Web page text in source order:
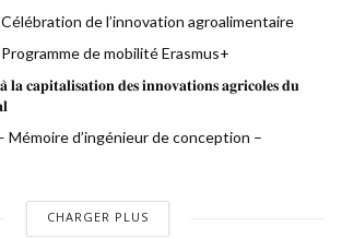
de l’innovation agroalimentaire
de mobilité Erasmus+
𝐜𝐚𝐩𝐢𝐭𝐚𝐥𝐢𝐬𝐚𝐭𝐢𝐨𝐧 𝐝𝐞𝐬 𝐢𝐧𝐧𝐨𝐯𝐚𝐭𝐢𝐨𝐧𝐬 𝐚𝐠𝐫𝐢𝐜𝐨𝐥𝐞𝐬 𝐝𝐮
Mémoire d’ingénieur de conception –
CHARGER PLUS